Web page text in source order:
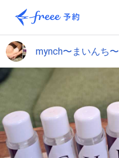
mynch〜まいんち〜